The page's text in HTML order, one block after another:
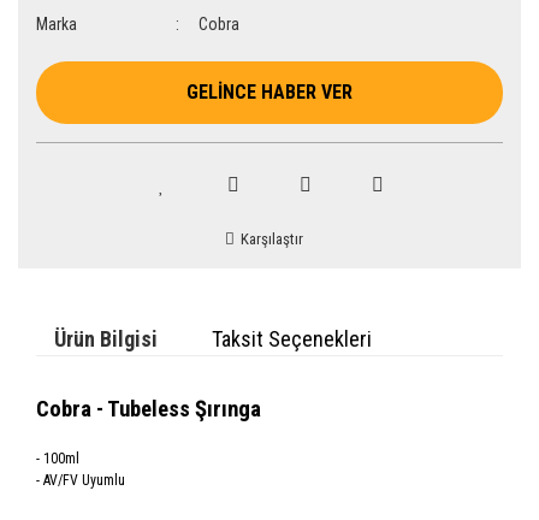
Marka
Cobra
GELİNCE HABER VER
Karşılaştır
Ürün Bilgisi Taksit Seçenekleri
Cobra - Tubeless Şırınga
- 100ml
- AV/FV Uyumlu